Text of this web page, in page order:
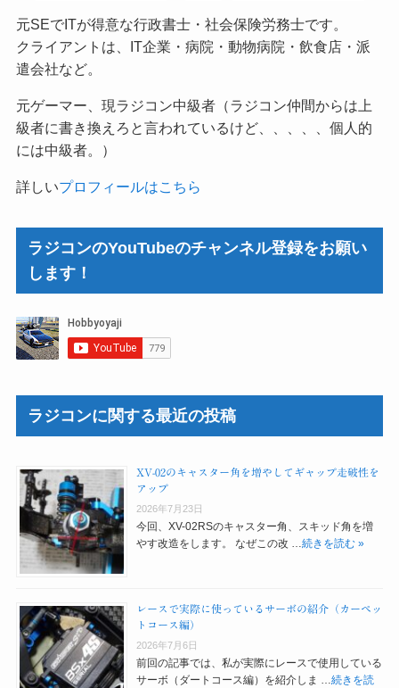
元SEでITが得意な行政書士・社会保険労務士です。
クライアントは、IT企業・病院・動物病院・飲食店・派
遣会社など。
元ゲーマー、現ラジコン中級者（ラジコン仲間からは上
級者に書き換えろと言われているけど、、、、、個人的
には中級者。）
詳しいプロフィールはこちら
ラジコンのYouTubeのチャンネル登録をお願い
します！
ラジコンに関する最近の投稿
XV-02のキャスター角を増やしてギャップ走破性を
アップ
2026年7月23日
今回、XV-02RSのキャスター角、スキッド角を増
やす改造をします。 なぜこの改 …続きを読む »
レースで実際に使っているサーボの紹介（カーペッ
トコース編）
2026年7月6日
前回の記事では、私が実際にレースで使用している
サーボ（ダートコース編）を紹介しま …続きを読